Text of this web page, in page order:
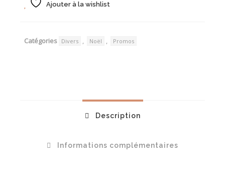
Ajouter à la wishlist
Catégories Divers , Noël , Promos
Description
Informations complémentaires